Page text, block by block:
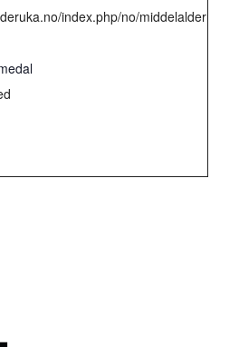
index.php/no/middelalderuka/